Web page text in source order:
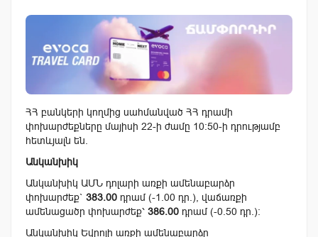
ՀՀ բանկերի կողմից սահմանված ՀՀ դրամի
փոխարժեքները մայիսի 22-ի ժամը 10:50-ի դրությամբ
հետևյալն են.
Անկանխիկ
Անկանխիկ ԱՄՆ դոլարի առքի ամենաբարձր
փոխարժեք` 383.00 դրամ (-1.00 դր.), վաճառքի
ամենացածր փոխարժեք՝ 386.00 դրամ (-0.50 դր.):
Անկանխիկ Եվրոյի առքի ամենաբարձր